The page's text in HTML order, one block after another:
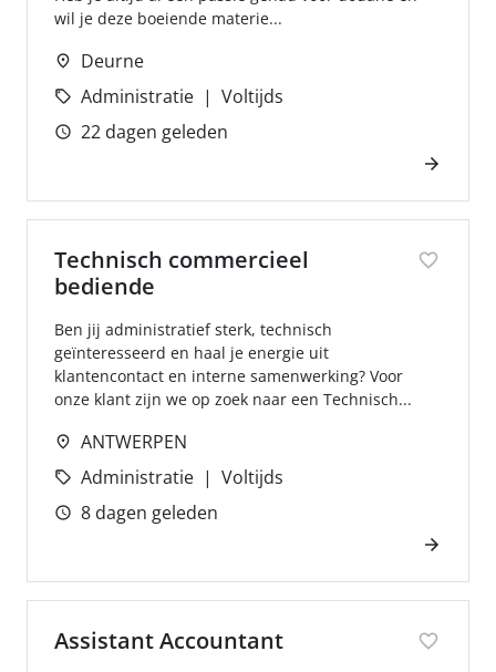
wil je deze boeiende materie...
Deurne
Administratie
Voltijds
22 dagen geleden
Technisch commercieel
bediende
Ben jij administratief sterk, technisch
geïnteresseerd en haal je energie uit
klantencontact en interne samenwerking? Voor
onze klant zijn we op zoek naar een Technisch...
ANTWERPEN
Administratie
Voltijds
8 dagen geleden
Assistant Accountant